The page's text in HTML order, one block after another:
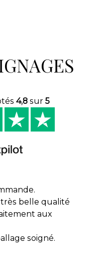
4,8 sur 5
belle qualité
aux
soigné.